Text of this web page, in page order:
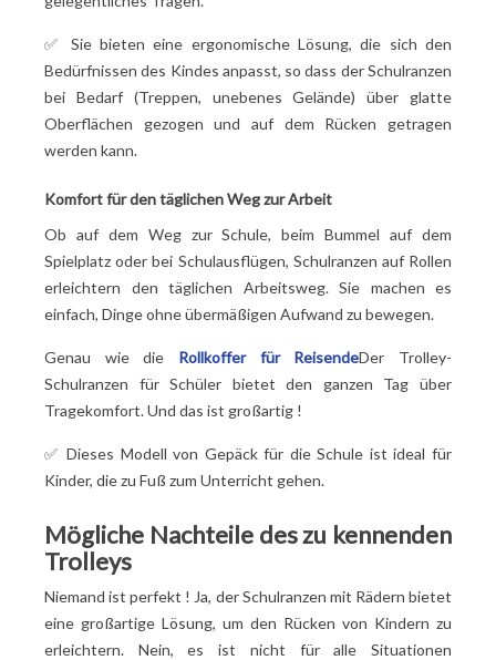
✅ Sie bieten eine ergonomische Lösung, die sich den
Bedürfnissen des Kindes anpasst, so dass der Schulranzen
bei Bedarf (Treppen, unebenes Gelände) über glatte
Oberflächen gezogen und auf dem Rücken getragen
werden kann.
Komfort für den täglichen Weg zur Arbeit
Ob auf dem Weg zur Schule, beim Bummel auf dem
Spielplatz oder bei Schulausflügen, Schulranzen auf Rollen
erleichtern den täglichen Arbeitsweg. Sie machen es
einfach, Dinge ohne übermäßigen Aufwand zu bewegen.
Genau wie die Rollkoffer für ReisendeDer Trolley-
Schulranzen für Schüler bietet den ganzen Tag über
Tragekomfort. Und das ist großartig !
✅ Dieses Modell von Gepäck für die Schule ist ideal für
Kinder, die zu Fuß zum Unterricht gehen.
Mögliche Nachteile des zu kennenden
Trolleys
Niemand ist perfekt ! Ja, der Schulranzen mit Rädern bietet
eine großartige Lösung, um den Rücken von Kindern zu
erleichtern. Nein, es ist nicht für alle Situationen